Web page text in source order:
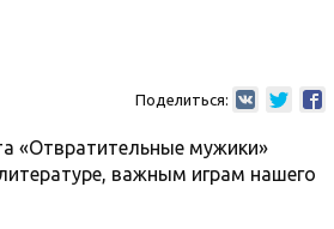
Поделиться:
«Отвратительные мужики»
важным играм нашего